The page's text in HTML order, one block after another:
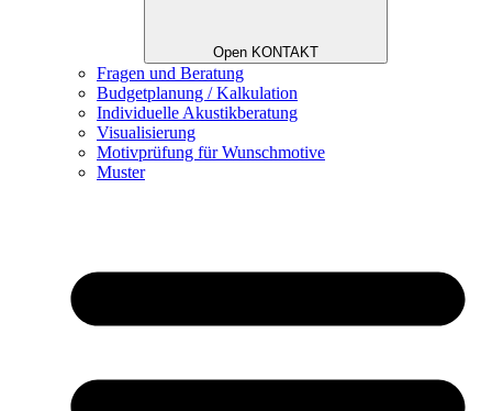
Open KONTAKT
Fragen und Beratung
Budgetplanung / Kalkulation
Individuelle Akustikberatung
Visualisierung
Motivprüfung für Wunschmotive
Muster